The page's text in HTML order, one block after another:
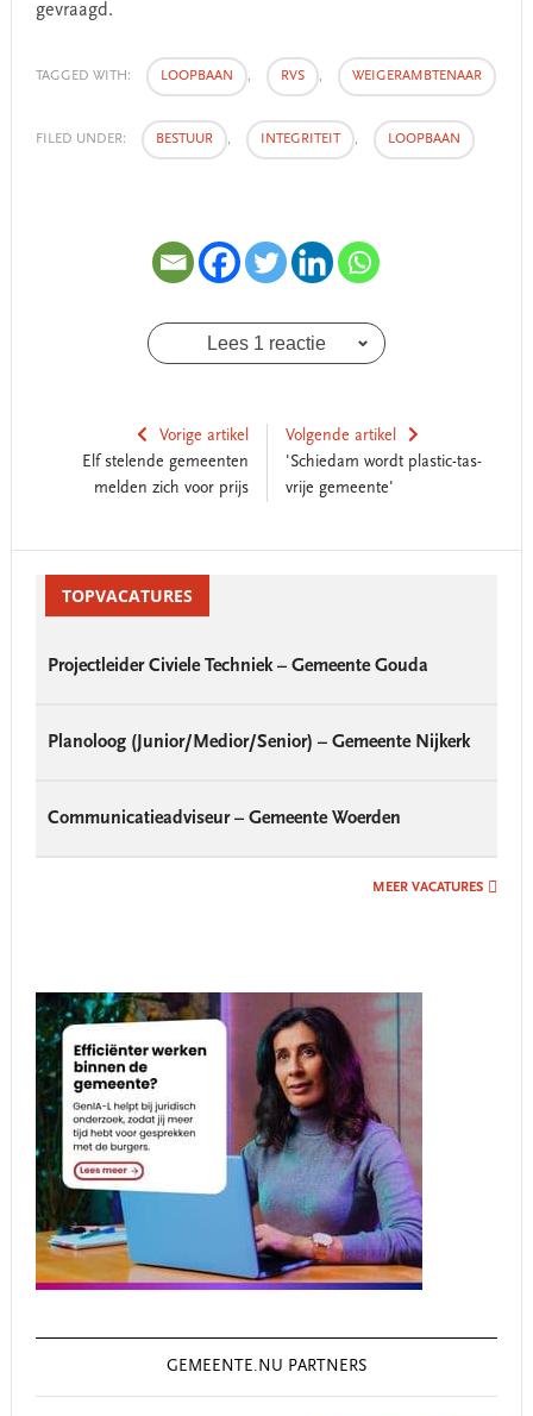
gevraagd.
TAGGED WITH: LOOPBAAN , RVS , WEIGERAMBTENAAR
FILED UNDER: BESTUUR , INTEGRITEIT , LOOPBAAN
Lees 1 reactie
Vorige artikel
Elf stelende gemeenten
melden zich voor prijs
Volgende artikel
'Schiedam wordt plastic-tas-
vrije gemeente'
Interactions
SidebarTOPVACATURES
Projectleider Civiele Techniek – Gemeente Gouda
Planoloog (Junior/Medior/Senior) – Gemeente Nijkerk
Communicatieadviseur – Gemeente Woerden
MEER VACATURES
GEMEENTE.NU PARTNERS